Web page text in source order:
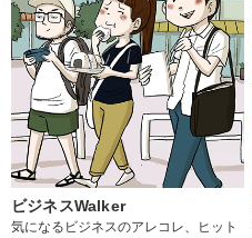
ビジネスWalker
気になるビジネスのアレコレ、ヒット